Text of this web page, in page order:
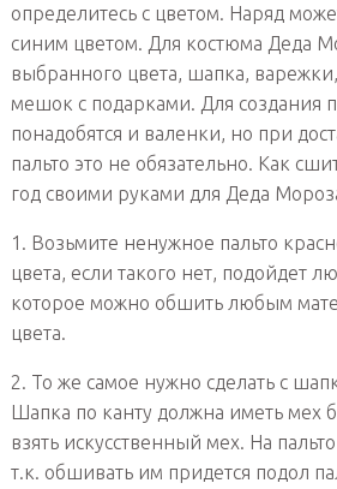
определитесь с цветом. Наряд
синим цветом. Для костюма Деда
выбранного цвета, шапка,
мешок с подарками. Для создания
понадобятся и валенки, но при
пальто это не обязательно. Как
год своими руками для Деда
1. Возьмите ненужное пальто
цвета, если такого нет, подойдет
которое можно обшить любым
цвета.
2. То же самое нужно сделать с
Шапка по канту должна иметь мех
взять искусственный мех. На
т.к. обшивать им придется подол